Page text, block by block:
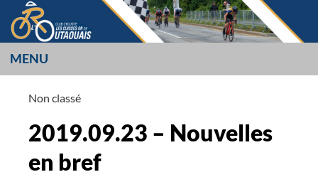
Aller
au
contenu
LES CUISSES OR
L’OUTAOUAIS
MENU
Non classé
2019.09.23 – Nouvelles
en bref